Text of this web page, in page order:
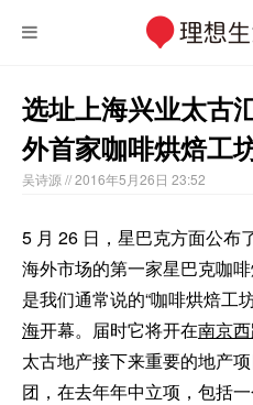
选址上海兴业太古
外首家咖啡烘焙工
吴诗源 // 2016年5月26日 23:52
5 月 26 日，星巴克方面公
海外市场的第一家星巴克咖
是我们通常说的“咖啡烘焙工
海开幕。届时它将开在南京
太古地产接下来重要的地产
团，在去年年中立项，包括